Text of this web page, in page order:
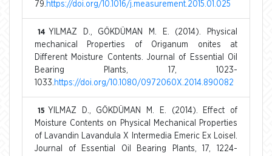
79. https://doi.org/10.1016/j.measurement.2015.01.025
14 YILMAZ D., GÖKDÜMAN M. E. (2014). Physical
mechanical Properties of Origanum onites at
Different Moisture Contents. Journal of Essential Oil
Bearing Plants, 17, 1023-
1033. https://doi.org/10.1080/0972060X.2014.890082
15 YILMAZ D., GÖKDÜMAN M. E. (2014). Effect of
Moisture Contents on Physical Mechanical Properties
of Lavandin Lavandula X Intermedia Emeric Ex Loisel.
Journal of Essential Oil Bearing Plants, 17, 1224-